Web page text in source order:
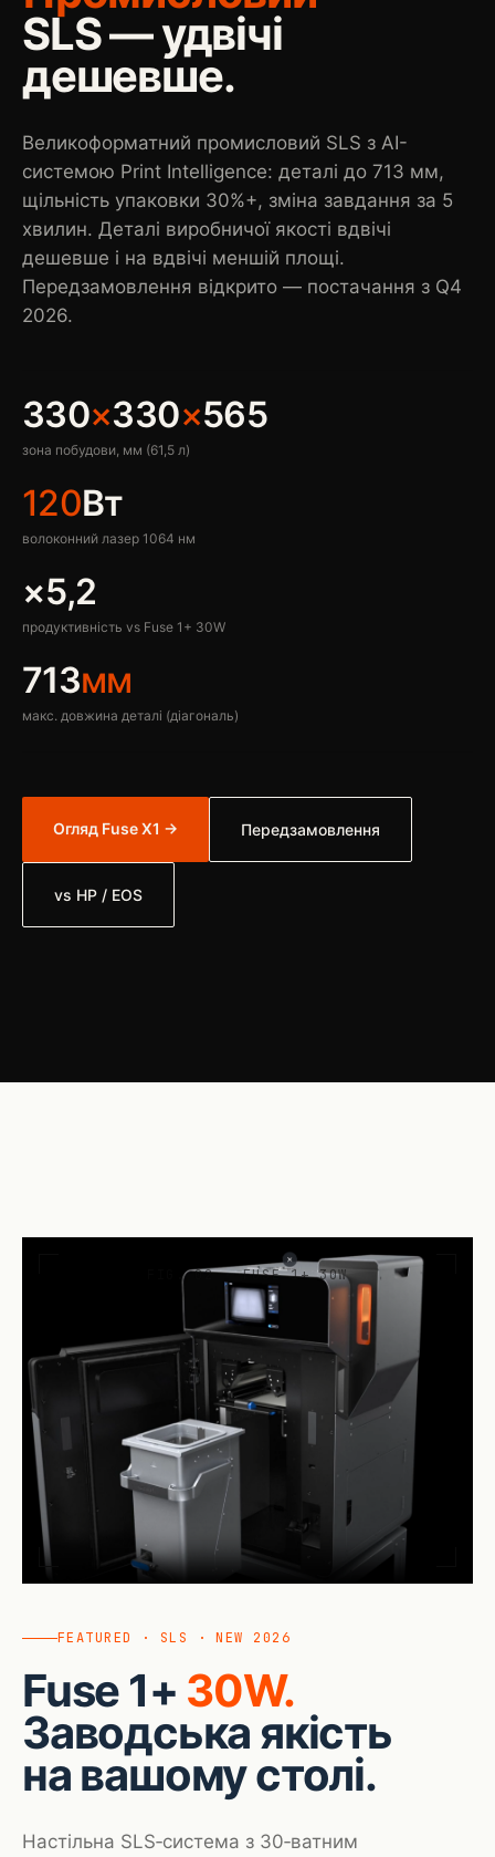
SLS — удвічі
дешевше.
Великоформатний промисловий SLS з AI-
системою Print Intelligence: деталі до 713 мм,
щільність упаковки 30%+, зміна завдання за 5
хвилин. Деталі виробничої якості вдвічі
дешевше і на вдвічі меншій площі.
Передзамовлення відкрито — постачання з Q4
2026.
330×330×565
зона побудови, мм (61,5 л)
120Вт
волоконний лазер 1064 нм
×5,2
продуктивність vs Fuse 1+ 30W
713мм
макс. довжина деталі (діагональ)
Огляд Fuse X1 → Передзамовлення
vs HP / EOS
FIG. 02 · FUSE 1+ 30W
FEATURED · SLS · NEW 2026
Fuse 1+ 30W.
Заводська якість
на вашому столі.
Настільна SLS‑система з 30‑ватним